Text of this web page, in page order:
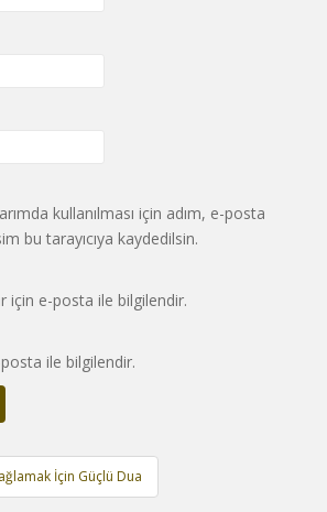
kullanılması için adım, e-posta
bu tarayıcıya kaydedilsin.
için e-posta ile bilgilendir.
ile bilgilendir.
İçin Güçlü Dua